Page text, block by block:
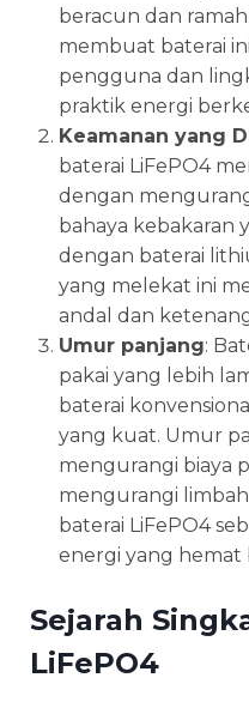
beracun dan
membuat baterai
pengguna dan
praktik energi
Keamanan yang
baterai LiFePO4
dengan
bahaya kebakaran
dengan baterai
yang melekat ini
andal dan
Umur panjang:
pakai yang lebih
baterai
yang kuat. Umur
mengurangi biaya
mengurangi
baterai LiFePO4
energi yang hemat
Sejarah
LiFePO4